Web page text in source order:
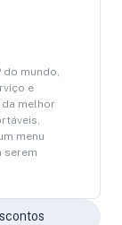
mundo,
e
melhor
menu
serem